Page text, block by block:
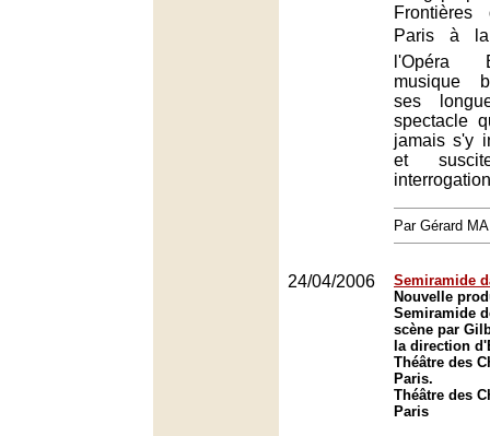
Paris à
l'Opéra
musique
ses
spectacle
jamais s'y
et
Par Gérard
24/04/2006
Semiramide
Nouvelle
Semiramide
scène par
la direction
Théâtre des
Paris.
Théâtre des
Paris